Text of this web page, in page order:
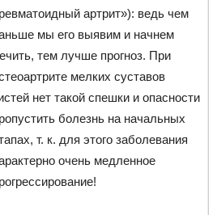
артрит»): ведь чем
мы его выявим и начнем
тем лучше прогноз. При
мелких суставов
нет такой спешки и опасности
болезнь на начальных
т. к. для этого заболевания
очень медленное